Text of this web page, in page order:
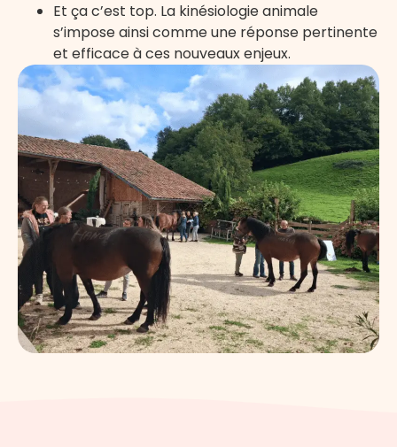
Et ça c’est top. La kinésiologie animale
s’impose ainsi comme une réponse pertinente
et efficace à ces nouveaux enjeux.